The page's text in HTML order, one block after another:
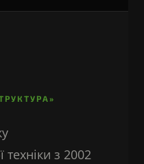
техніки з 2002